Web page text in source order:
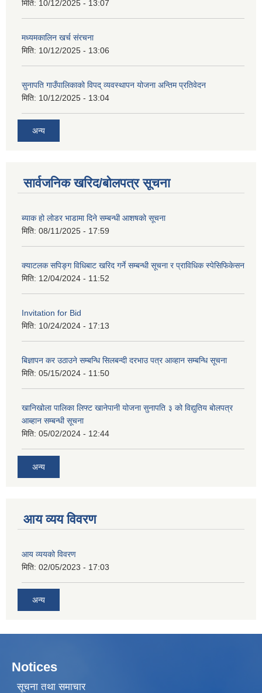
मिति: 10/12/2025 - 13:07
मध्यमकालिन खर्च संरचना
मिति: 10/12/2025 - 13:06
सुनापति गाउँपालिकाको विपद् व्यवस्थापन योजना अन्तिम प्रतिवेदन
मिति: 10/12/2025 - 13:04
अन्य
सार्वजनिक खरिद/बोलपत्र सूचना
ब्याक हो लोडर भाडामा दिने सम्बन्धी आशषको सूचना
मिति: 08/11/2025 - 17:59
क्याटलक सपिङ्ग विधिबाट खरिद गर्ने सम्बन्धी सूचना र प्राविधिक स्पेसिफिकेसन
मिति: 12/04/2024 - 11:52
Invitation for Bid
मिति: 10/24/2024 - 17:13
बिज्ञापन कर उठाउने सम्बन्धि सिलबन्दी दरभाउ पत्र आव्हान सम्बन्धि सूचना
मिति: 05/15/2024 - 11:50
खानिखोला पालिका लिफ्ट खानेपानी योजना सुनापति ३ को विद्युतिय बोलपत्र
आब्हान सम्बन्धी सूचना
मिति: 05/02/2024 - 12:44
अन्य
आय व्यय विवरण
आय व्ययको विवरण
मिति: 02/05/2023 - 17:03
अन्य
Notices
सूचना तथा समाचार